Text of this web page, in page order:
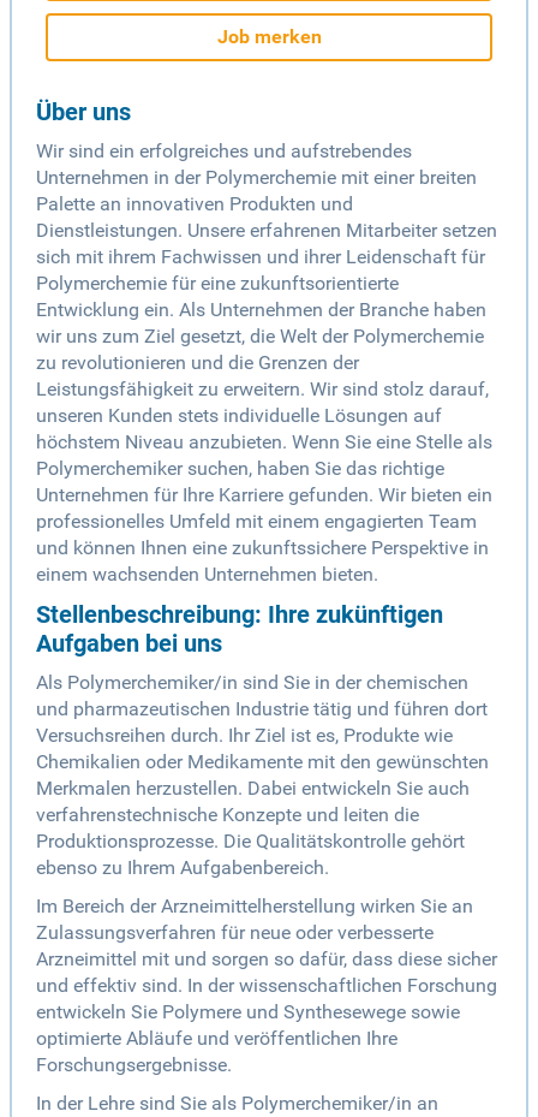
Job merken
Über uns
Wir sind ein erfolgreiches und aufstrebendes
Unternehmen in der Polymerchemie mit einer breiten
Palette an innovativen Produkten und
Dienstleistungen. Unsere erfahrenen Mitarbeiter setzen
sich mit ihrem Fachwissen und ihrer Leidenschaft für
Polymerchemie für eine zukunftsorientierte
Entwicklung ein. Als Unternehmen der Branche haben
wir uns zum Ziel gesetzt, die Welt der Polymerchemie
zu revolutionieren und die Grenzen der
Leistungsfähigkeit zu erweitern. Wir sind stolz darauf,
unseren Kunden stets individuelle Lösungen auf
höchstem Niveau anzubieten. Wenn Sie eine Stelle als
Polymerchemiker suchen, haben Sie das richtige
Unternehmen für Ihre Karriere gefunden. Wir bieten ein
professionelles Umfeld mit einem engagierten Team
und können Ihnen eine zukunftssichere Perspektive in
einem wachsenden Unternehmen bieten.
Stellenbeschreibung: Ihre zukünftigen
Aufgaben bei uns
Als Polymerchemiker/in sind Sie in der chemischen
und pharmazeutischen Industrie tätig und führen dort
Versuchsreihen durch. Ihr Ziel ist es, Produkte wie
Chemikalien oder Medikamente mit den gewünschten
Merkmalen herzustellen. Dabei entwickeln Sie auch
verfahrenstechnische Konzepte und leiten die
Produktionsprozesse. Die Qualitätskontrolle gehört
ebenso zu Ihrem Aufgabenbereich.
Im Bereich der Arzneimittelherstellung wirken Sie an
Zulassungsverfahren für neue oder verbesserte
Arzneimittel mit und sorgen so dafür, dass diese sicher
und effektiv sind. In der wissenschaftlichen Forschung
entwickeln Sie Polymere und Synthesewege sowie
optimierte Abläufe und veröffentlichen Ihre
Forschungsergebnisse.
In der Lehre sind Sie als Polymerchemiker/in an